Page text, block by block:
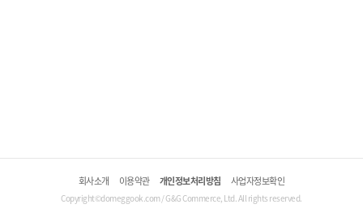
회사소개 이용약관 개인정보처리방침 사업자정보확인
Copyright©domeggook.com / G&G Commerce, Ltd. All rights reserved.